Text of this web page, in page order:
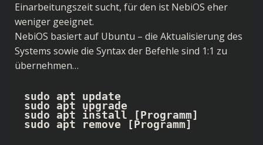
Einarbeitungszeit sucht, für den ist NebiOS eher
weniger geeignet.
NebiOS basiert auf Ubuntu – die Aktualisierung des
Systems sowie die Syntax der Befehle sind 1:1 zu
übernehmen…
sudo apt update
sudo apt upgrade
sudo apt install [Programm]
sudo apt remove [Programm]